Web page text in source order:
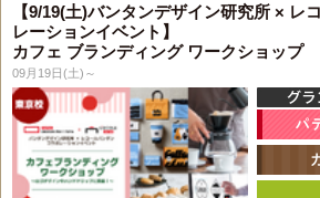
【9/19(土)バンタンデザイン研究所 × レ
レーションイベント】
カフェ ブランディング ワークショップ
09月19日(土)～